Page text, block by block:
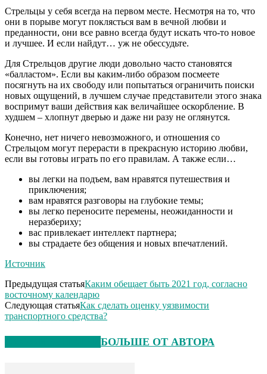
Стрельцы у себя всегда на первом месте. Несмотря на то, что
они в порыве могут поклясться вам в вечной любви и
преданности, они все равно всегда будут искать что-то новое
и лучшее. И если найдут… уж не обессудьте.
Для Стрельцов другие люди довольно часто становятся
«балластом». Если вы каким-либо образом посмеете
посягнуть на их свободу или попытаться ограничить поиски
новых ощущений, в лучшем случае представители этого знака
воспримут ваши действия как величайшее оскорбление. В
худшем – хлопнут дверью и даже ни разу не оглянутся.
Конечно, нет ничего невозможного, и отношения со
Стрельцом могут перерасти в прекрасную историю любви,
если вы готовы играть по его правилам. А также если…
вы легки на подъем, вам нравятся путешествия и
приключения;
вам нравятся разговоры на глубокие темы;
вы легко переносите перемены, неожиданности и
неразбериху;
вас привлекает интеллект партнера;
вы страдаете без общения и новых впечатлений.
Источник
Предыдущая статьяКаким обещает быть 2021 год, согласно
восточному календарю
Следующая статьяКак сделать оценку уязвимости
транспортного средства?
БОЛЬШЕ ОТ АВТОРА